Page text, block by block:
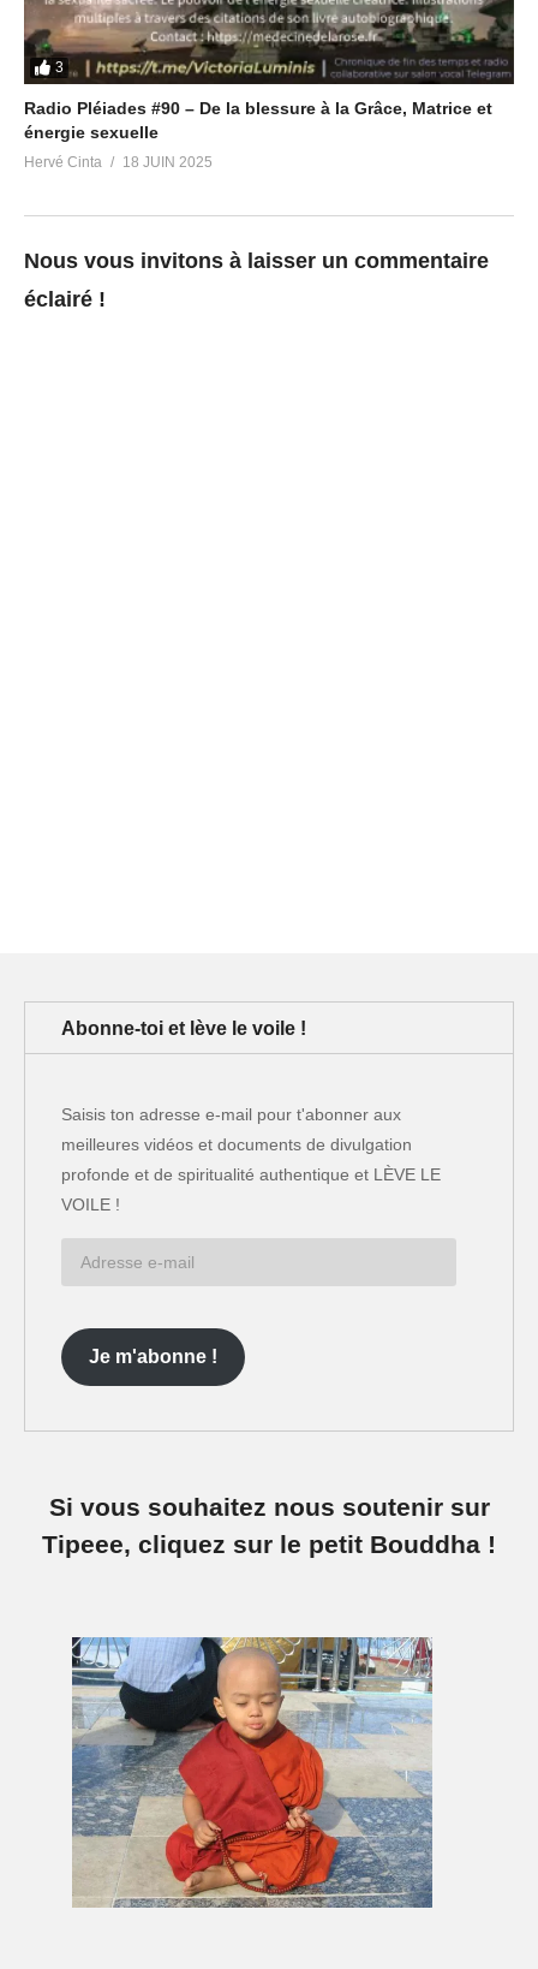
3
Radio Pléiades #90 – De la blessure à la Grâce, Matrice et
énergie sexuelle
Hervé Cinta 18 JUIN 2025
Nous vous invitons à laisser un commentaire
éclairé !
Abonne-toi et lève le voile !
Saisis ton adresse e-mail pour t'abonner aux
meilleures vidéos et documents de divulgation
profonde et de spiritualité authentique et LÈVE LE
VOILE !
Je m'abonne !
Si vous souhaitez nous soutenir sur
Tipeee, cliquez sur le petit Bouddha !